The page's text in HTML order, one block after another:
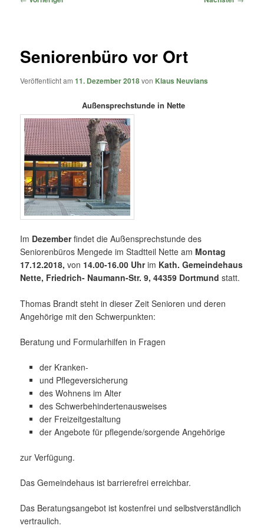
Seniorenbüro vor Ort
Veröffentlicht am11. Dezember 2018von Klaus Neuvians
Außensprechstunde in Nette
Im Dezemberfindet die Außensprechstunde des
Seniorenbüros Mengede im Stadtteil Nette am Montag
17.12.2018,von 14.00-16.00 Uhrim Kath. Gemeindehaus
Nette, Friedrich- Naumann-Str. 9, 44359 Dortmundstatt.
Thomas Brandt steht in dieser Zeit Senioren und deren
Angehörige mit den Schwerpunkten:
Beratung und Formularhilfen in Fragen
der Kranken-
und Pflegeversicherung
des Wohnens im Alter
des Schwerbehindertenausweises
der Freizeitgestaltung
der Angebote für pflegende/sorgende Angehörige
zur Verfügung.
Das Gemeindehaus ist barrierefrei erreichbar.
Das Beratungsangebot ist kostenfrei und selbstverständlich
vertraulich.